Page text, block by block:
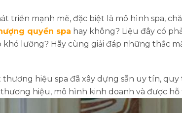
triển mạnh mẽ, đặc biệt là mô hình spa,
quyền spa hay không? Liệu đây có
lường? Hãy cùng giải đáp những thắc
hiệu spa đã xây dựng sẵn uy tín, quy
hiệu, mô hình kinh doanh và được hỗ